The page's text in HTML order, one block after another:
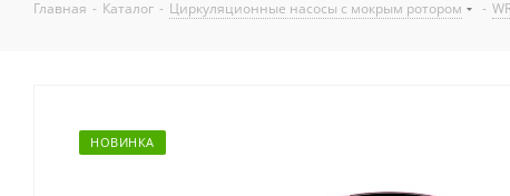
Главная - Каталог - Циркуляционные насосы с мокрым ротором -
НОВИНКА